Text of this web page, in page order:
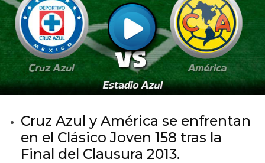
Cruz Azul y América se enfrentan
en el Clásico Joven 158 tras la
Final del Clausura 2013.